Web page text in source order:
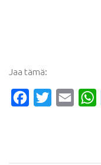
Jaa tämä:
FacebookTwitterEmail